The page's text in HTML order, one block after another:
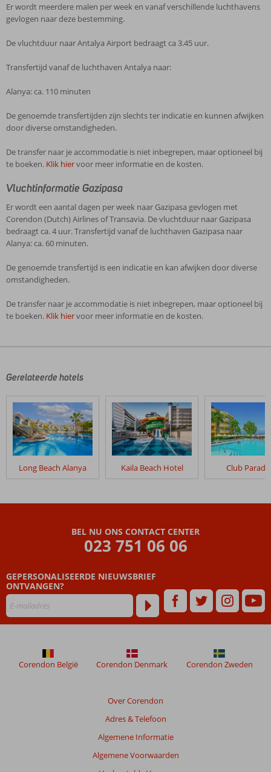
Er wordt meerdere malen per week en vanaf verschillende luchthavens
gevlogen naar deze bestemming.
De vluchtduur naar Antalya Airport bedraagt ca 3.45 uur.
Transfertijd vanaf de luchthaven Antalya naar:
Alanya: ca. 110 minuten
De genoemde transfertijden zijn slechts ter indicatie en kunnen afwijken
door diverse omstandigheden.
De transfer naar je accommodatie is niet inbegrepen, maar optioneel bij
te boeken. Klik hiervoor meer informatie en de kosten.
Vluchtinformatie Gazipasa
Er wordt een aantal dagen per week naar Gazipasa gevlogen met
Corendon (Dutch) Airlines of Transavia. De vluchtduur naar Gazipasa
bedraagt ca. 4 uur. Transfertijd vanaf de luchthaven Gazipasa naar
Alanya: ca. 60 minuten.
De genoemde transfertijd is een indicatie en kan afwijken door diverse
omstandigheden.
De transfer naar je accommodatie is niet inbegrepen, maar optioneel bij
te boeken. Klik hiervoor meer informatie en de kosten.
door
klanten
geschreven
na
hun
verblijf
Sunprime
zijn
dan
worden
meer
weergegeven
Gerelateerde hotels
Long Beach Alanya Kaila Beach Hotel Club
BEL NU ONS CONTACT CENTER
023 751 06 06
GEPERSONALISEERDE NIEUWSBRIEF
ONTVANGEN?
Over Corendon
Adres & Telefoon
Algemene Informatie
Algemene Voorwaarden
Corendon België Corendon Denmark Corendon Zweden